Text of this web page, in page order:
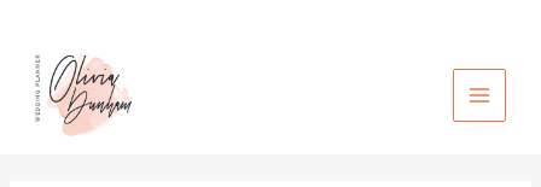
contenido
MAIN